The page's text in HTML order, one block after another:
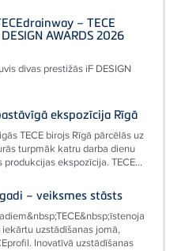
– TECE
AWARDS 2026
divas prestižās iF DESIGN
ekspozīcija Rīgā
TECE birojs Rīgā pārcēlās uz
turpmāk katru darba dienu
ekspozīcija. TECE...
– veiksmes stāsts
uzstādīšanas jomā,
Inovatīvā uzstādīšanas